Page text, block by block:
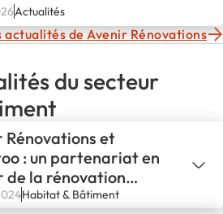
Actualités
actualités de Avenir Rénovations
du secteur
Rénovations et
: un partenariat en
de la rénovation
Habitat & Bâtiment